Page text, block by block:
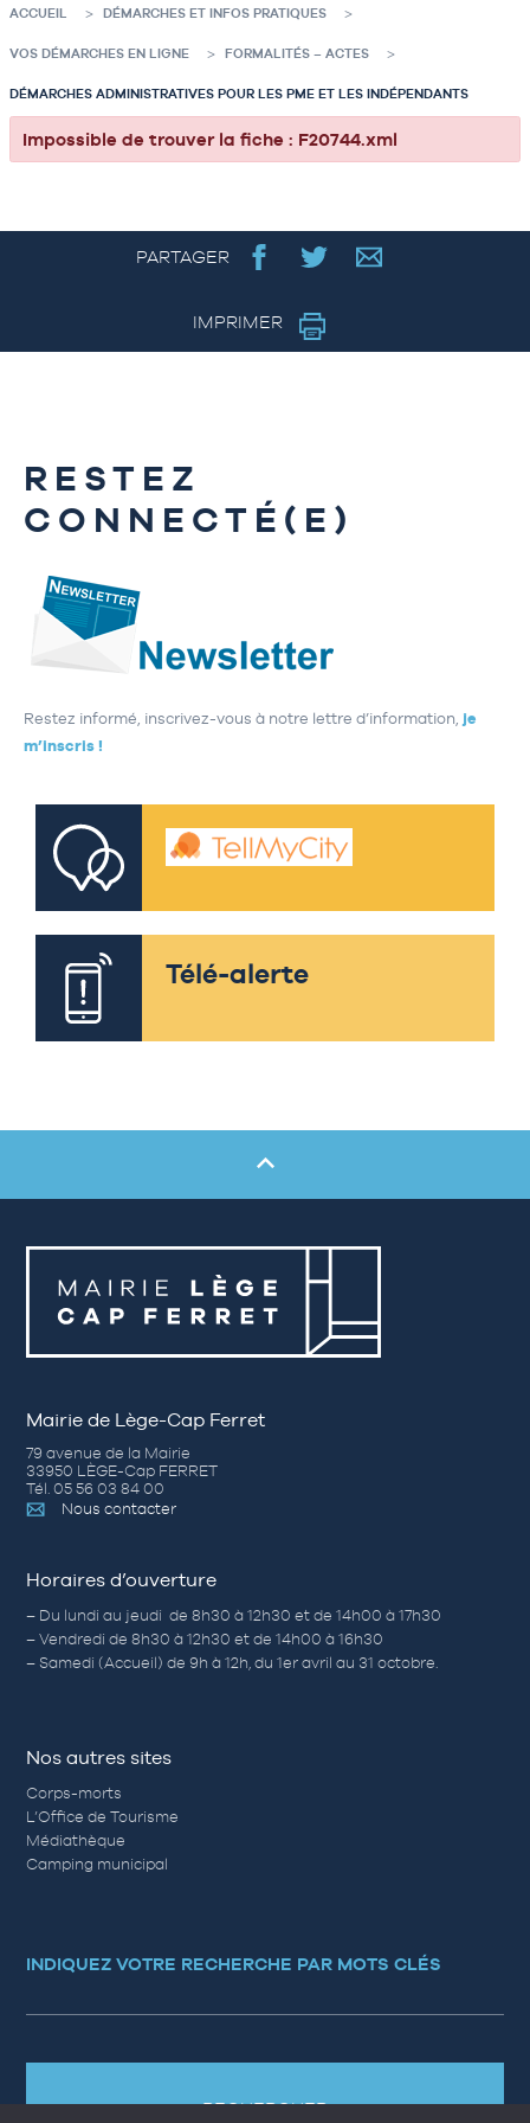
ACCUEIL DÉMARCHES ET INFOS PRATIQUES
VOS DÉMARCHES EN LIGNE FORMALITÉS – ACTES
DÉMARCHES ADMINISTRATIVES POUR LES PME ET LES INDÉPENDANTS
Impossible de trouver la fiche : F20744.xml
PARTAGER
IMPRIMER
RESTEZ
CONNECTÉ(E)
Restez informé, inscrivez-vous à notre lettre d’information, je
m’inscris !
Télé-alerte
Mairie de Lège-Cap Ferret
79 avenue de la Mairie
33950 LÈGE-Cap FERRET
Tél. 05 56 03 84 00
Nous contacter
Horaires d’ouverture
– Du lundi au jeudi de 8h30 à 12h30 et de 14h00 à 17h30
– Vendredi de 8h30 à 12h30 et de 14h00 à 16h30
– Samedi (Accueil) de 9h à 12h, du 1er avril au 31 octobre.
Nos autres sites
Corps-morts
L’Office de Tourisme
Médiathèque
Camping municipal
INDIQUEZ VOTRE RECHERCHE PAR MOTS CLÉS
RECHERCHER